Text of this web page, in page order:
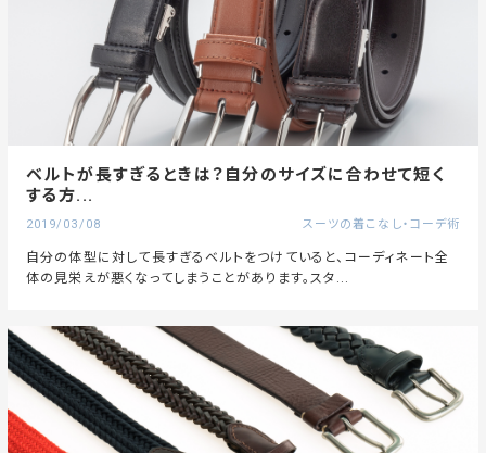
ベルトが長すぎるときは？自分のサイズに合わせて短く
する方...
2019/03/08 スーツの着こなし・コーデ術
自分の体型に対して長すぎるベルトをつけていると、コーディネート全
体の見栄えが悪くなってしまうことがあります。スタ...